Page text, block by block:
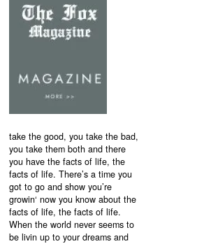
take the good, you take the bad,
you take them both and there
you have the facts of life, the
facts of life. There’s a time you
got to go and show you’re
growin‘ now you know about the
facts of life, the facts of life.
When the world never seems to
be livin up to your dreams and